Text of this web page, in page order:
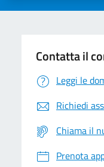
Contatta il
Leggi le
Richiedi
Chiama il
Prenota